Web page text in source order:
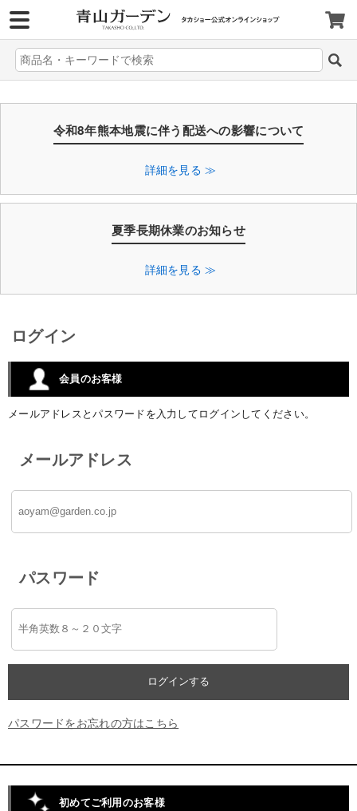
令和8年熊本地震に伴う配送への影響について
詳細を見る ≫
夏季長期休業のお知らせ
詳細を見る ≫
ログイン
会員のお客様
メールアドレスとパスワードを入力してログインしてください。
メールアドレス
パスワード
パスワードをお忘れの方はこちら
初めてご利用のお客様